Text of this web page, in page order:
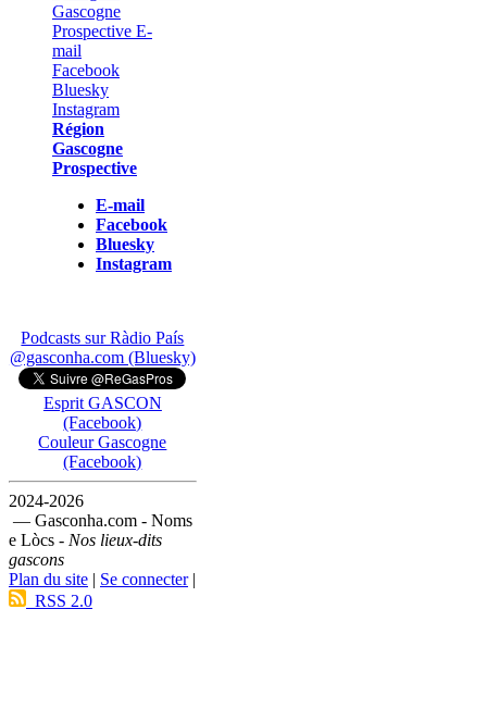
Région
Gascogne
Prospective
E-mail
Facebook
Bluesky
Instagram
Podcasts sur Ràdio País
@gasconha.com (Bluesky)
Esprit GASCON
(Facebook)
Couleur Gascogne
(Facebook)
2024-2026
— Gasconha.com - Noms
e Lòcs - Nos lieux-dits
gascons
Plan du site | Se connecter|
RSS 2.0